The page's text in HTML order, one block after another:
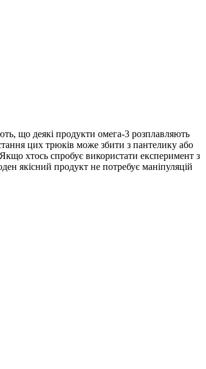
що деякі продукти омега-3 розплавляють
цих трюків може збити з пантелику або
хтось спробує використати експеримент з
якісний продукт не потребує маніпуляцій